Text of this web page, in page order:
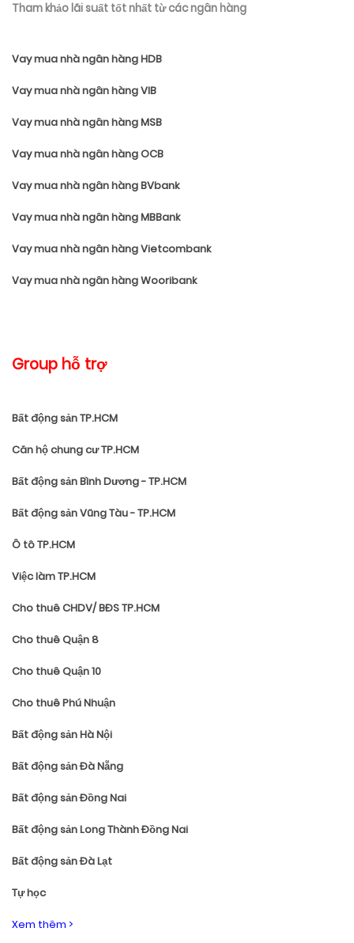
Tham khảo lãi suất tốt nhất từ các ngân hàng
Vay mua nhà ngân hàng HDB
Vay mua nhà ngân hàng VIB
Vay mua nhà ngân hàng MSB
Vay mua nhà ngân hàng OCB
Vay mua nhà ngân hàng BVbank
Vay mua nhà ngân hàng MBBank
Vay mua nhà ngân hàng Vietcombank
Vay mua nhà ngân hàng Wooribank
Group hỗ trợ
Bất động sản TP.HCM
Căn hộ chung cư TP.HCM
Bất động sản Bình Dương - TP.HCM
Bất động sản Vũng Tàu - TP.HCM
Ô tô TP.HCM
Việc làm TP.HCM
Cho thuê CHDV/ BĐS TP.HCM
Cho thuê Quận 8
Cho thuê Quận 10
Cho thuê Phú Nhuận
Bất động sản Hà Nội
Bất động sản Đà Nẵng
Bất động sản Đồng Nai
Bất động sản Long Thành Đồng Nai
Bất động sản Đà Lạt
Tự học
Xem thêm >